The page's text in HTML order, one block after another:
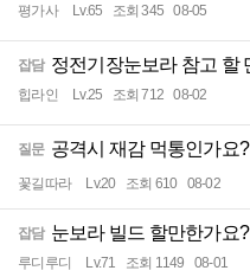
평가사 Lv.65 조회 345 08-05
잡담 정전기장눈보라 참고 할
힙라인 Lv.25 조회 712 08-02
질문 공격시 재감 먹통인가요?
꽃길따라 Lv.20 조회 610 08-02
잡담 눈보라 빌드 할만한가요?
루디루디 Lv.71 조회 1149 08-01